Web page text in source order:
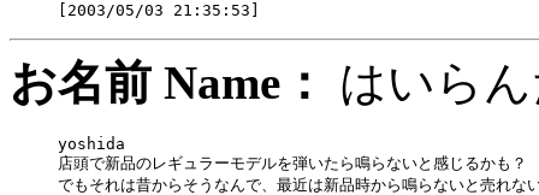
お名前 Name： はい
yoshida
店頭で新品のレギュラーモデルを弾いたら鳴らないと感じるかも？
でもそれは昔からそうなんで、最近は新品時から鳴らないと売れな